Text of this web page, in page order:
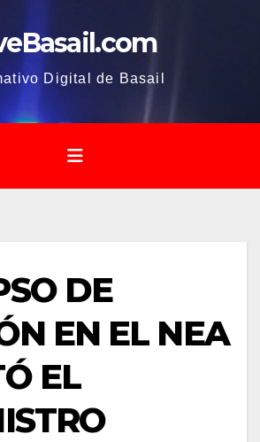
Digital de Basail
DE
EN EL NEA
EL